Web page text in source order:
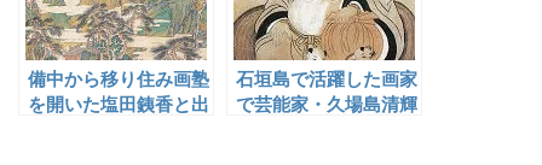
備中から移り住み画塾
を開いた塩田銕香と出
石垣島で活躍した画家
で芸能家・久場島清輝